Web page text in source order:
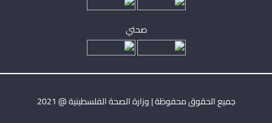
صحتي
جميع الحقوق محفوظة | وزارة الصحة الفلسطينية @ 2021